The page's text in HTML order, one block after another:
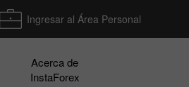
Ingresar al Área Personal
Acerca de
InstaForex